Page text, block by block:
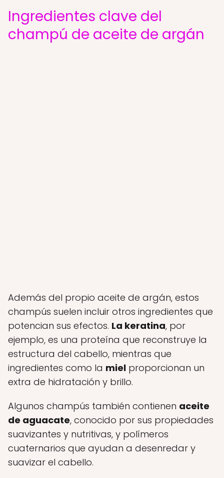
Ingredientes clave del
champú de aceite de argán
Además del propio aceite de argán, estos
champús suelen incluir otros ingredientes que
potencian sus efectos. La keratina, por
ejemplo, es una proteína que reconstruye la
estructura del cabello, mientras que
ingredientes como la miel proporcionan un
extra de hidratación y brillo.
Algunos champús también contienen aceite
de aguacate, conocido por sus propiedades
suavizantes y nutritivas, y polímeros
cuaternarios que ayudan a desenredar y
suavizar el cabello.